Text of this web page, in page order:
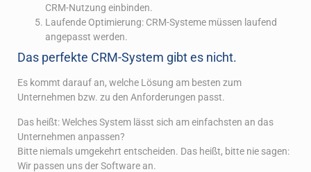
CRM-Nutzung einbinden.
Laufende Optimierung: CRM-Systeme müssen laufend
angepasst werden.
Das perfekte CRM-System gibt es nicht.
Es kommt darauf an, welche Lösung am besten zum
Unternehmen bzw. zu den Anforderungen passt.
Das heißt: Welches System lässt sich am einfachsten an das
Unternehmen anpassen?
Bitte niemals umgekehrt entscheiden. Das heißt, bitte nie sagen:
Wir passen uns der Software an.